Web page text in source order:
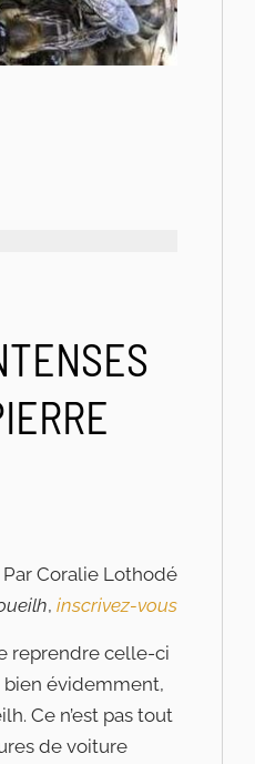
Par Coralie Lothodé
, inscrivez-vous
reprendre celle-ci
bien évidemment,
Ce n’est pas tout
de voiture